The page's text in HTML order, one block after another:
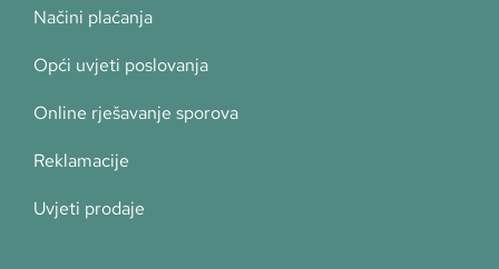
Načini plaćanja
Opći uvjeti poslovanja
Online rješavanje sporova
Reklamacije
Uvjeti prodaje